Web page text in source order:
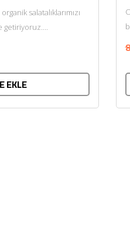
salatalıklarımızı
getiriyoruz....
EKLE